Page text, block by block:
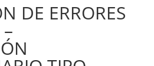
DE ERRORES